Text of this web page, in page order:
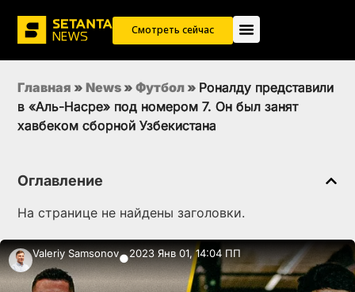
Смотреть сейчас
Главная » News » Футбол » Роналду представили
в «Аль-Насре» под номером 7. Он был занят
хавбеком сборной Узбекистана
Оглавление
На странице не найдены заголовки.
Valeriy Samsonov●2023 Янв 01, 14:04 ПП